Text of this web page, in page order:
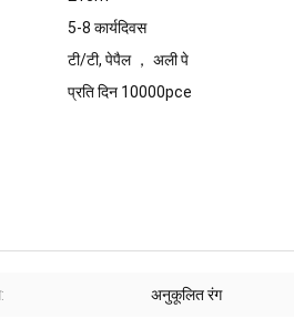
5-8 कार्यदिवस
टी/टी, पेपैल ， अली पे
प्रति दिन 10000pce
अनुकूलित रंग